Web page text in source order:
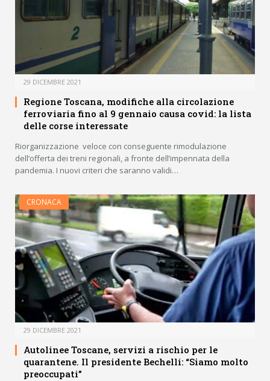
29 DICEMBRE 2021
Regione Toscana, modifiche alla circolazione
ferroviaria fino al 9 gennaio causa covid: la lista
delle corse interessate
Riorganizzazione veloce con conseguente rimodulazione
dell’offerta dei treni regionali, a fronte dell’impennata della
pandemia. I nuovi criteri che saranno validi…
CRONACA
29 DICEMBRE 2021
Autolinee Toscane, servizi a rischio per le
quarantene. Il presidente Bechelli: “Siamo molto
preoccupati”